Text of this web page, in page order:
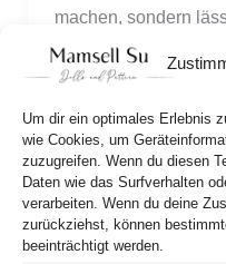
Um dir ein optimales Erlebnis
wie Cookies, um
zuzugreifen. Wenn du diesen
Daten wie das Surfverhalten
verarbeiten. Wenn du deine
zurückziehst, können
beeinträchtigt werden.
machen, sondern
Kinderherzen höher
aus Ölkreiden.